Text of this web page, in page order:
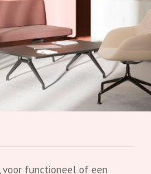
voor functioneel of een